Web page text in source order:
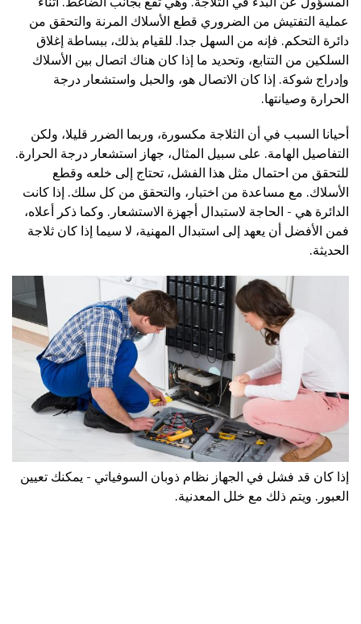
عملية التفتيش من الضروري قطع الأسلاك المرنة والتحقق من
دائرة التحكم. فإنه من السهل جدا. للقيام بذلك، ببساطة إغلاق
السلكين من التتابع، وتحديد ما إذا كان هناك اتصال بين الأسلاك
وإدراج شوكة. إذا كان الاتصال هو، والحبل واستشعار درجة
الحرارة وصيانتها.
أحيانا السبب في أن الثلاجة مكسورة، وربما الضرر قليلا، ولكن
التفاصيل الهامة. على سبيل المثال، جهاز استشعار درجة الحرارة.
للتحقق من احتمال مثل هذا الفشل، تحتاج إلى خلعه وقطع
الأسلاك. مع مساعدة من اختبار، والتحقق من كل سلك. إذا كانت
الدائرة هي - الحاجة لاستبدال أجهزة الاستشعار. وكما ذكر أعلاه،
فمن الأفضل أن يعهد إلى استبدال المهنية، لا سيما إذا كان ثلاجة
الحديثة.
إذا كان قد فشل في الجهاز نظام ذوبان السوفياتي - يمكنك تعيين
العبور. ويتم ذلك مع خلل المعدنية.